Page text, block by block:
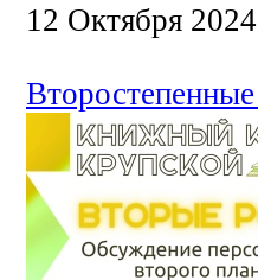
12 Октября 2024